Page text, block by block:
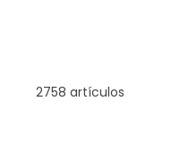
2758 artículos